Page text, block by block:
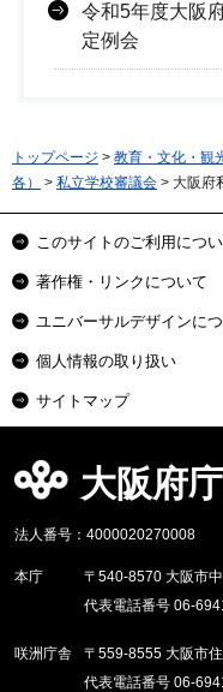
令和5年度大阪
定例会
トップページ > 教育・文化・観
各）
> 私立学校審議会 > 大阪府
このサイトのご利用につ
著作権・リンクについて
ユニバーサルデザインに
個人情報の取り扱い
サイトマップ
大阪府庁
法人番号：4000020270008
本庁
〒540-8570 大阪市
代表電話番号 06-
咲洲庁舎
〒559-8555 大阪市
代表電話番号 06-